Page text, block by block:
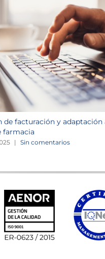
de facturación y adaptación
farmacia
| Sin comentarios